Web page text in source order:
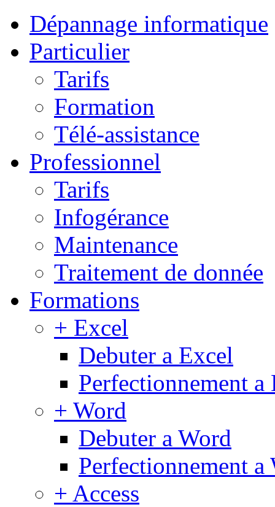
Dépannage informatique
Particulier
Tarifs
Formation
Télé-assistance
Professionnel
Tarifs
Infogérance
Maintenance
Traitement de donnée
Formations
+ Excel
Debuter a Excel
Perfectionnement a
+ Word
Debuter a Word
Perfectionnement a
+ Access